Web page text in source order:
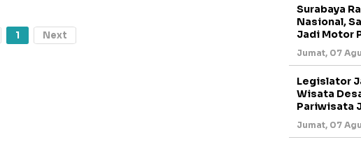
1 Next
Surabaya
Nasional,
Jadi Motor
Jumat, 07
Legislator
Wisata
Pariwisata
Jumat, 07